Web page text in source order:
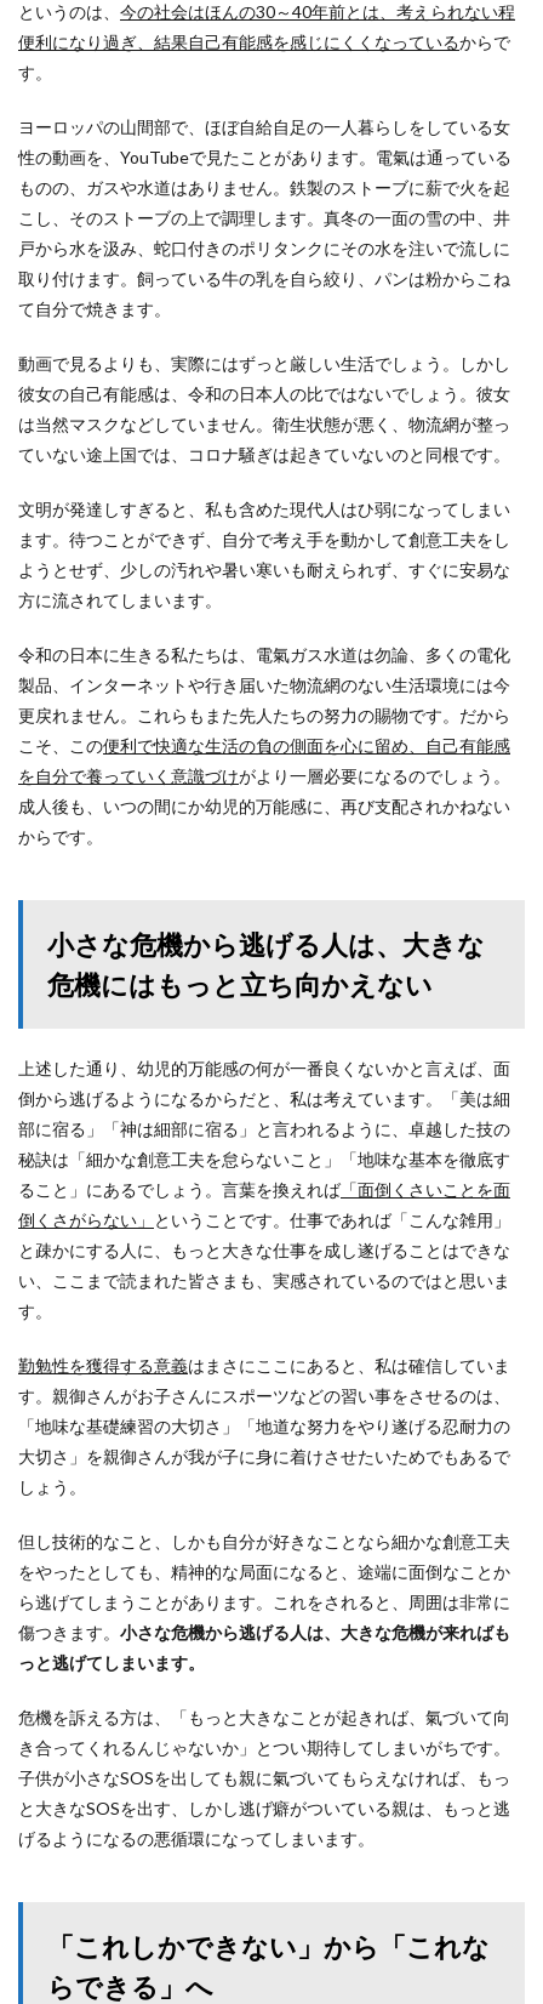
というのは、 今の社会はほんの30～40年前とは、考えられない程
便利になり過ぎ、結果自己有能感を感じにくくなっているからで
す。
ヨーロッパの山間部で、ほぼ自給自足の一人暮らしをしている女
性の動画を、YouTubeで見たことがあります。電氣は通っている
ものの、ガスや水道はありません。鉄製のストーブに薪で火を起
こし、そのストーブの上で調理します。真冬の一面の雪の中、井
戸から水を汲み、蛇口付きのポリタンクにその水を注いで流しに
取り付けます。飼っている牛の乳を自ら絞り、パンは粉からこね
て自分で焼きます。
動画で見るよりも、実際にはずっと厳しい生活でしょう。しかし
彼女の自己有能感は、令和の日本人の比ではないでしょう。彼女
は当然マスクなどしていません。衛生状態が悪く、物流網が整っ
ていない途上国では、コロナ騒ぎは起きていないのと同根です。
文明が発達しすぎると、私も含めた現代人はひ弱になってしまい
ます。待つことができず、自分で考え手を動かして創意工夫をし
ようとせず、少しの汚れや暑い寒いも耐えられず、すぐに安易な
方に流されてしまいます。
令和の日本に生きる私たちは、電氣ガス水道は勿論、多くの電化
製品、インターネットや行き届いた物流網のない生活環境には今
更戻れません。これらもまた先人たちの努力の賜物です。だから
こそ、この便利で快適な生活の負の側面を心に留め、自己有能感
を自分で養っていく意識づけがより一層必要になるのでしょう。
成人後も、いつの間にか幼児的万能感に、再び支配されかねない
からです。
小さな危機から逃げる人は、大きな
危機にはもっと立ち向かえない
上述した通り、幼児的万能感の何が一番良くないかと言えば、面
倒から逃げるようになるからだと、私は考えています。「美は細
部に宿る」「神は細部に宿る」と言われるように、卓越した技の
秘訣は「細かな創意工夫を怠らないこと」「地味な基本を徹底す
ること」にあるでしょう。言葉を換えれば「面倒くさいことを面
倒くさがらない」 ということです。仕事であれば「こんな雑用」
と疎かにする人に、もっと大きな仕事を成し遂げることはできな
い、ここまで読まれた皆さまも、実感されているのではと思いま
す。
勤勉性を獲得する意義はまさにここにあると、私は確信していま
す。親御さんがお子さんにスポーツなどの習い事をさせるのは、
「地味な基礎練習の大切さ」「地道な努力をやり遂げる忍耐力の
大切さ」を親御さんが我が子に身に着けさせたいためでもあるで
しょう。
但し技術的なこと、しかも自分が好きなことなら細かな創意工夫
をやったとしても、精神的な局面になると、途端に面倒なことか
ら逃げてしまうことがあります。これをされると、周囲は非常に
傷つきます。 小さな危機から逃げる人は、大きな危機が来ればも
っと逃げてしまいます。
危機を訴える方は、「もっと大きなことが起きれば、氣づいて向
き合ってくれるんじゃないか」とつい期待してしまいがちです。
子供が小さなSOSを出しても親に氣づいてもらえなければ、もっ
と大きなSOSを出す、しかし逃げ癖がついている親は、もっと逃
げるようになるの悪循環になってしまいます。
「これしかできない」から「これな
らできる」へ